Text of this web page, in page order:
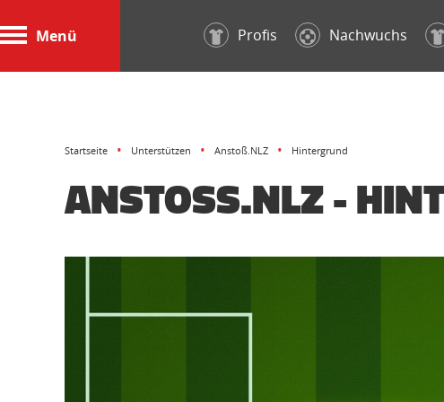
Menü Profis Nachwuchs
Startseite Unterstützen Anstoß.NLZ Hintergrund
ANSTOSS.NLZ -